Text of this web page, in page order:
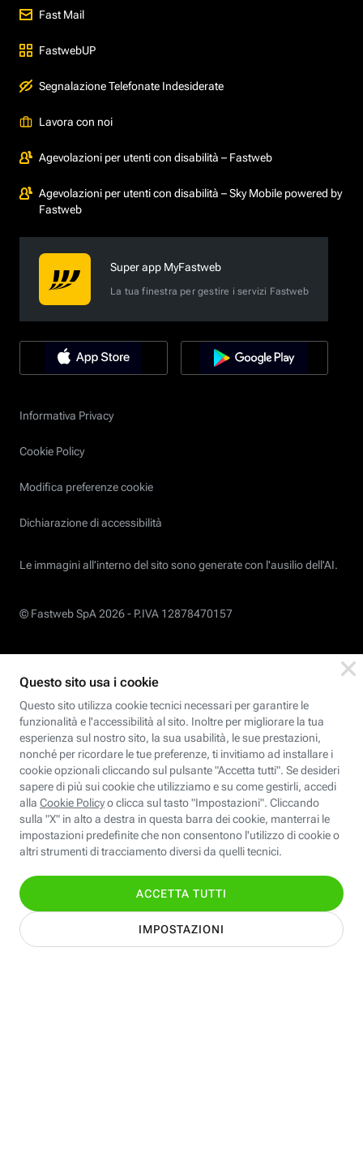
Fast Mail
FastwebUP
Segnalazione Telefonate Indesiderate
Lavora con noi
Agevolazioni per utenti con disabilità – Fastweb
Agevolazioni per utenti con disabilità – Sky Mobile powered by
Fastweb
Super app MyFastweb
La tua finestra per gestire i servizi Fastweb
Informativa Privacy
Cookie Policy
Modifica preferenze cookie
Dichiarazione di accessibilità
Le immagini all’interno del sito sono generate con l'ausilio dell'AI.
© Fastweb SpA 2026 - P.IVA 12878470157